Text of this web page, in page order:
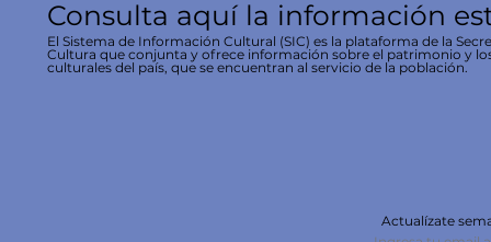
Consulta aquí la información
El Sistema de Información Cultural (SIC) es la plataforma de la
Cultura que conjunta y ofrece información sobre el patrimonio y
culturales del país, que se encuentran al servicio de la población.
Actualízate